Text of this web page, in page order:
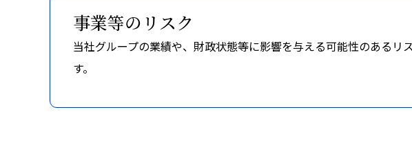
事業等のリスク
当社グループの業績や、財政状態等に影響を与える可能性のあるリ
す。